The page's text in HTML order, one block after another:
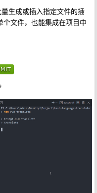
生成或插入指定文件的插
文件，也能集成在项目中